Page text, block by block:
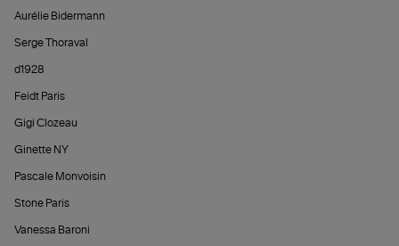
Aurélie Bidermann
Serge Thoraval
d1928
Feidt Paris
Gigi Clozeau
Ginette NY
Pascale Monvoisin
Stone Paris
Vanessa Baroni